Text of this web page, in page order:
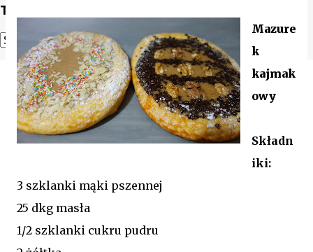
Translate
Powered by Translate
Mazure
k
kajmak
owy
Składn
iki:
3 szklanki mąki pszennej
25 dkg masła
1/2 szklanki cukru pudru